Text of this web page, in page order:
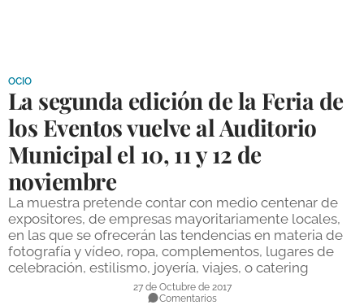
DEPORTES
COMPETICIONES
DEPORTE BASE
OPINIÓN
VENTANA CIUDADANA
CÓRDOBA
OCIO
La segunda edición de la Feria de
los Eventos vuelve al Auditorio
Municipal el 10, 11 y 12 de
noviembre
La muestra pretende contar con medio centenar de
expositores, de empresas mayoritariamente locales,
en las que se ofrecerán las tendencias en materia de
fotografía y vídeo, ropa, complementos, lugares de
celebración, estilismo, joyería, viajes, o catering
27 de Octubre de 2017
Comentarios